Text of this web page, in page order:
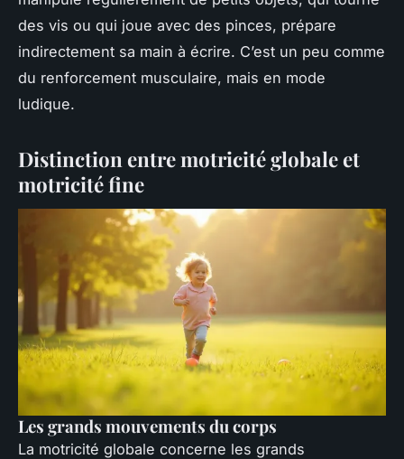
des vis ou qui joue avec des pinces, prépare
indirectement sa main à écrire. C’est un peu comme
du renforcement musculaire, mais en mode
ludique.
Distinction entre motricité globale et
motricité fine
Les grands mouvements du corps
La motricité globale concerne les grands